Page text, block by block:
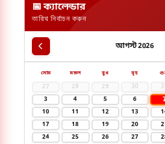
📅 ক্যালেন্ডার
তারিখ নির্বাচন করুন
আগস্ট 2026
সোম মঙ্গল বুধ বৃহ
27 28 29 30
3
4 5 6
10
11 12 13
17
18 19 20
24
25 26 27